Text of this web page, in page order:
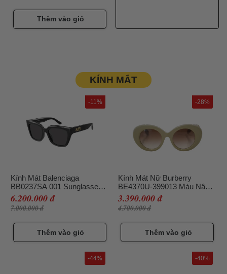
Thêm vào giỏ
KÍNH MẮT
Kính Mát Balenciaga
BB0237SA 001 Sunglasses
Màu Đen Hoạ Tiết Vân Đá
6.200.000 đ
7.000.000 đ
-11%
Thêm vào giỏ
Kính Mát Nữ Burberry
BE4370U-399013 Màu Nâu
Be
3.390.000 đ
4.700.000 đ
-28%
Thêm vào giỏ
-44% -40%